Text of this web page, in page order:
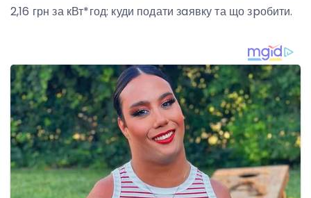
2,16 грн за кВт*год: куди подати зaявку та що зpобити.